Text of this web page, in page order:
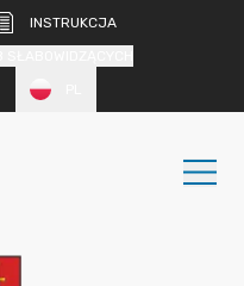
INSTRUKCJA